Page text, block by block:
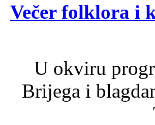
Večer folklora i
U okviru
Brijega i